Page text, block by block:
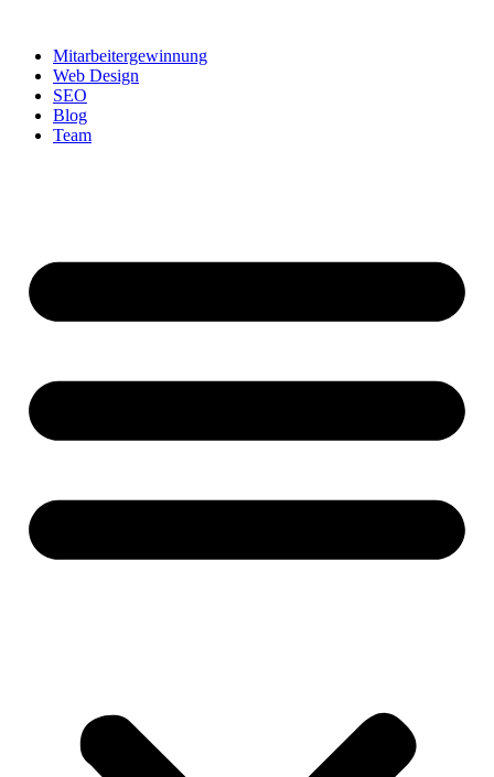
springenMitarbeitergewinnung
Web Design
SEO
Blog
Team